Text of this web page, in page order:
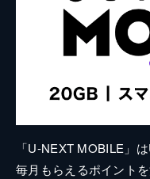
「U-NEXT MOBILE」
毎月もらえるポイント